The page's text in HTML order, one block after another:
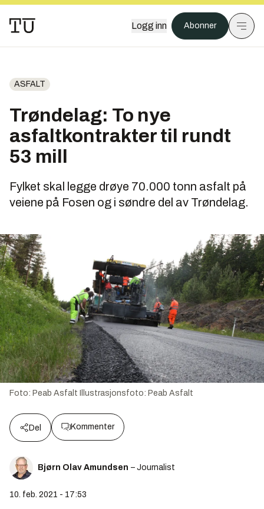
Logg inn Abonner
ASFALT
Trøndelag: To nye
asfaltkontrakter til rundt
53 mill
Fylket skal legge drøye 70.000 tonn asfalt på
veiene på Fosen og i søndre del av Trøndelag.
Foto: Peab Asfalt Illustrasjonsfoto: Peab Asfalt
Del Kommenter
Bjørn Olav Amundsen – Journalist
10. feb. 2021 - 17:53